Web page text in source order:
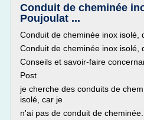
Conduit de cheminée
Poujoulat ...
Conduit de cheminée inox isolé,
Conduit de cheminée inox isolé,
Conseils et savoir-faire
Post
je cherche des conduits de
isolé, car je
n'ai pas de conduit de